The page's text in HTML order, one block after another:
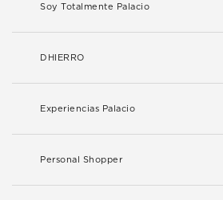
Soy Totalmente Palacio
DHIERRO
Experiencias Palacio
Personal Shopper